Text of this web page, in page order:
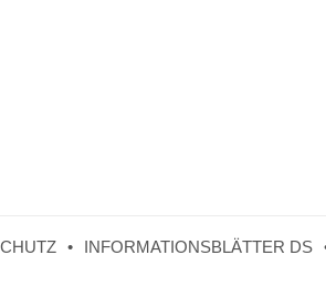
INFORMATIONSBLÄTTER DS